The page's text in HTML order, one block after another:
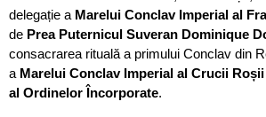
delegație a Marelui Conclav Imperial al
de Prea Puternicul Suveran Dominique
consacrarea rituală a primului Conclav din
a Marelui Conclav Imperial al Crucii
al Ordinelor Încorporate.